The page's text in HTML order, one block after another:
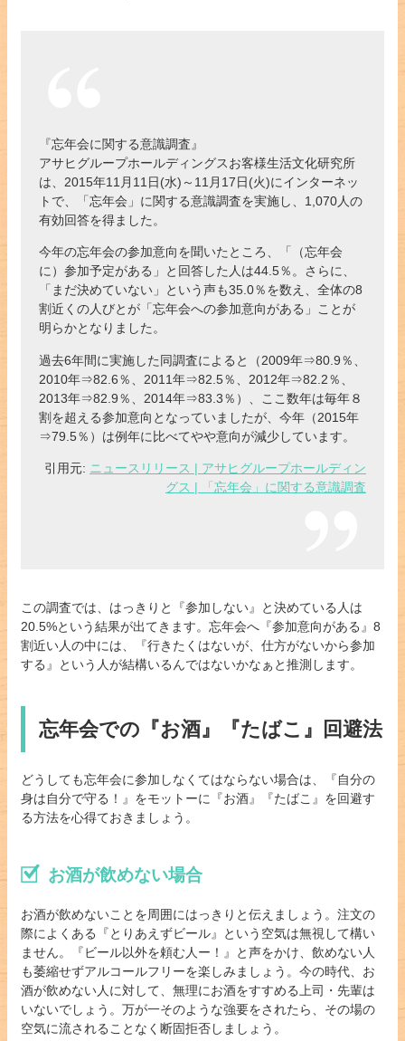
『忘年会に関する意識調査』
アサヒグループホールディングスお客様生活文化研究所
は、2015年11月11日(水)～11月17日(火)にインターネッ
トで、「忘年会」に関する意識調査を実施し、1,070人の
有効回答を得ました。
今年の忘年会の参加意向を聞いたところ、「（忘年会
に）参加予定がある」と回答した人は44.5％。さらに、
「まだ決めていない」という声も35.0％を数え、全体の8
割近くの人びとが「忘年会への参加意向がある」ことが
明らかとなりました。
過去6年間に実施した同調査によると（2009年⇒80.9％、
2010年⇒82.6％、2011年⇒82.5％、2012年⇒82.2％、
2013年⇒82.9％、2014年⇒83.3％）、ここ数年は毎年８
割を超える参加意向となっていましたが、今年（2015年
⇒79.5％）は例年に比べてやや意向が減少しています。
引用元: ニュースリリース | アサヒグループホールディン
グス | 「忘年会」に関する意識調査
この調査では、はっきりと『参加しない』と決めている人は
20.5%という結果が出てきます。忘年会へ『参加意向がある』8
割近い人の中には、『行きたくはないが、仕方がないから参加
する』という人が結構いるんではないかなぁと推測します。
忘年会での『お酒』『たばこ』回避法
どうしても忘年会に参加しなくてはならない場合は、『自分の
身は自分で守る！』をモットーに『お酒』『たばこ』を回避す
る方法を心得ておきましょう。
お酒が飲めない場合
お酒が飲めないことを周囲にはっきりと伝えましょう。注文の
際によくある『とりあえずビール』という空気は無視して構い
ません。『ビール以外を頼む人ー！』と声をかけ、飲めない人
も萎縮せずアルコールフリーを楽しみましょう。今の時代、お
酒が飲めない人に対して、無理にお酒をすすめる上司・先輩は
いないでしょう。万が一そのような強要をされたら、その場の
空気に流されることなく断固拒否しましょう。